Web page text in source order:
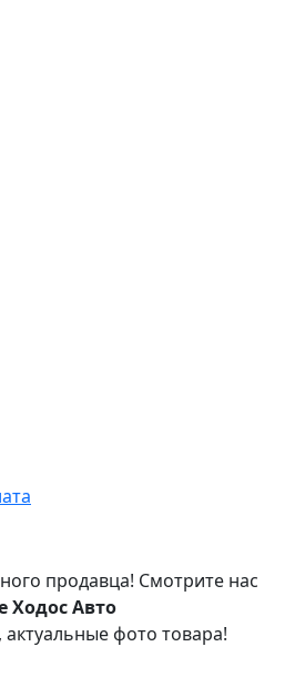
продавца! Смотрите нас
Ходос Авто
фото товара!